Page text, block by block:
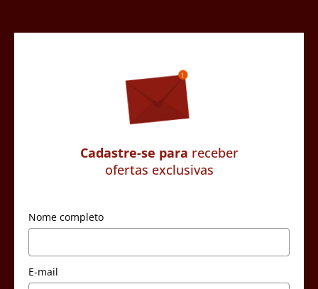
Cadastre-se para receber
ofertas exclusivas
Nome completo
E-mail